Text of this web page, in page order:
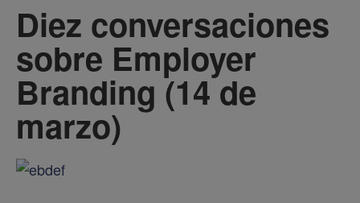
Diez conversaciones
sobre Employer
Branding (14 de
marzo)